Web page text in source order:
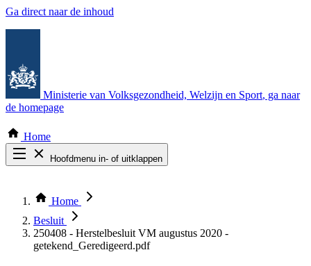
Ga direct naar de inhoud
Ministerie van Volksgezondheid, Welzijn en Sport, ga naar
de homepage
Home
Hoofdmenu in- of uitklappen
Thema COVID-19
Bekijk per bestuursorgaan
Home
Besluit
250408 - Herstelbesluit VM augustus 2020 -
getekend_Geredigeerd.pdf